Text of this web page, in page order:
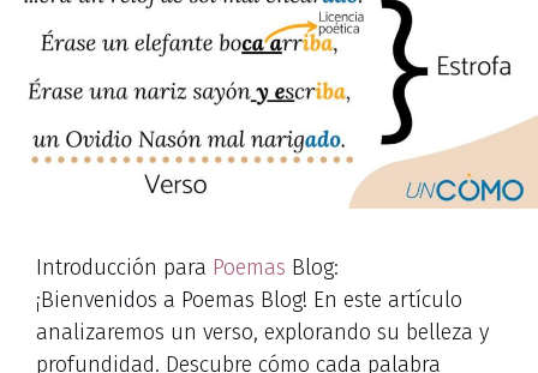
Introducción para Poemas Blog:
¡Bienvenidos a Poemas Blog! En este artículo
analizaremos un verso, explorando su belleza y
profundidad. Descubre cómo cada palabra